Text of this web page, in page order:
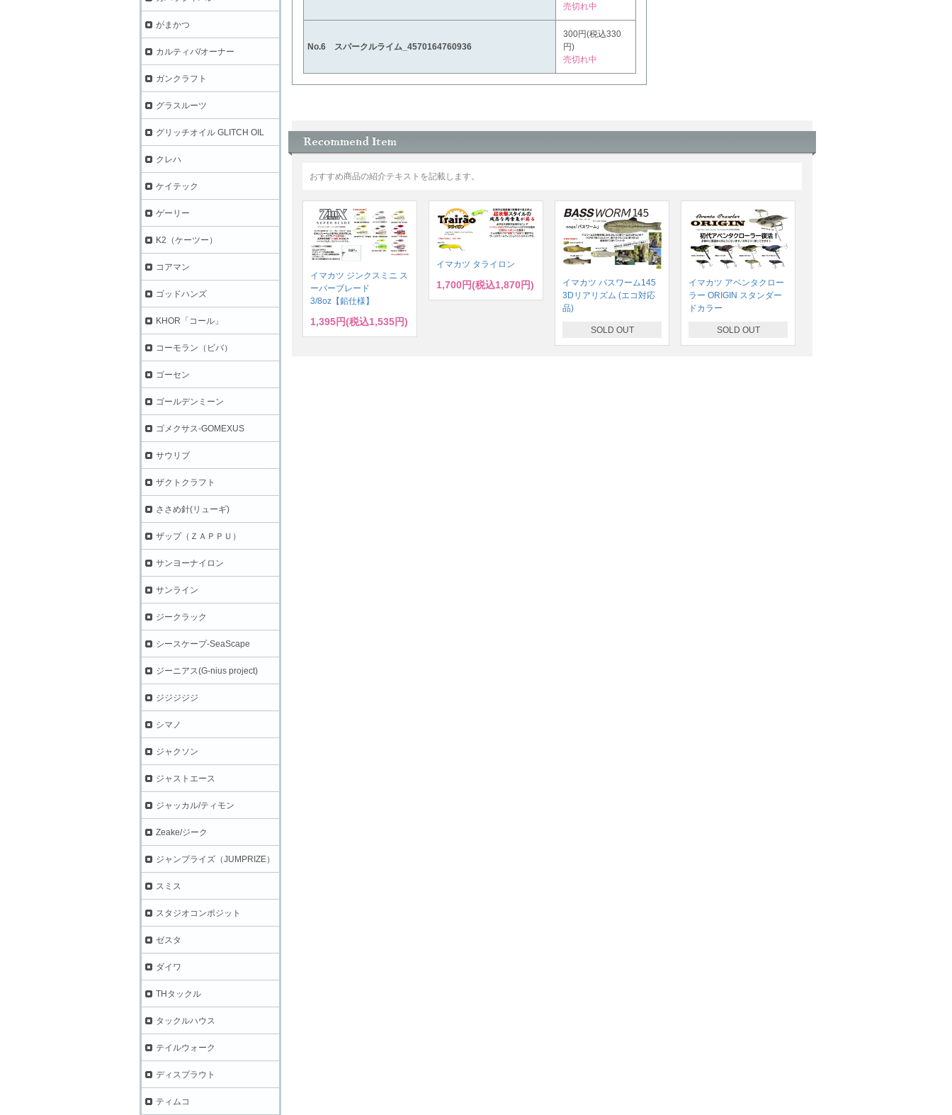
売切れ中
No.6 スパークルライム_4570164760936
300円(税込330
円)
売切れ中
おすすめ商品の紹介テキストを記載します。
イマカツ ジンクスミニ ス
ーパーブレード
3/8oz【鉛仕様】
1,395円(税込1,535円)
イマカツ タライロン
1,700円(税込1,870円)
イマカツ バスワーム145
3Dリアリズム (エコ対応
品)
SOLD OUT
イマカツ アベンタクロー
ラー ORIGIN スタンダー
ドカラー
SOLD OUT
がまかつ
カルティバ/オーナー
ガンクラフト
グラスルーツ
グリッチオイル GLITCH OIL
クレハ
ケイテック
ゲーリー
K2（ケーツー）
コアマン
ゴッドハンズ
KHOR「コール」
コーモラン（ビバ）
ゴーセン
ゴールデンミーン
ゴメクサス-GOMEXUS
サウリブ
ザクトクラフト
ささめ針(リューギ)
ザップ（ＺＡＰＰＵ）
サンヨーナイロン
サンライン
ジークラック
シースケープ-SeaScape
ジーニアス(G-nius project)
ジジジジジ
シマノ
ジャクソン
ジャストエース
ジャッカル/ティモン
Zeake/ジーク
ジャンプライズ（JUMPRIZE）
スミス
スタジオコンポジット
ゼスタ
ダイワ
THタックル
タックルハウス
テイルウォーク
ディスプラウト
ティムコ